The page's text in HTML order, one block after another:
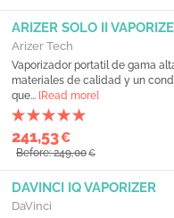
ARIZER SOLO II
Arizer Tech
Vaporizador portatil de gama
materiales de calidad y un
que... [Read more]
241,53€
Before: 249,00€
DAVINCI IQ VAPORIZER
DaVinci